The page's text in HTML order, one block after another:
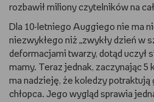
rozbawił miliony czytelników na
Dla 10-letniego Auggiego nie ma
niezwykłego niż „zwykły dzień w
deformacjami twarzy, dotąd uczył
mamy. Teraz jednak, zaczynając 5
ma nadzieję, że koledzy
chłopca. Jego wygląd sprawia